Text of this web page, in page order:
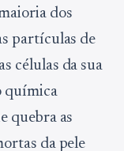
dos
partículas de
células da sua
química
quebra as
da pele